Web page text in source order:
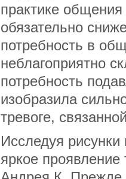
практике
обязательно
потребность в
неблагоприятно
потребность
изобразила
тревоге,
Исследуя
яркое